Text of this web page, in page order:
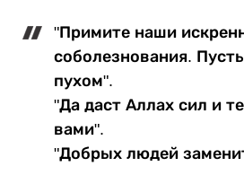
"Примите наши
соболезнования.
пухом".
"Да даст Аллах сил и
вами".
"Добрых людей